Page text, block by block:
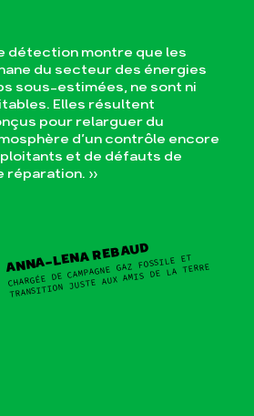
détection montre que les
du secteur des énergies
sous-estimées, ne sont ni
Elles résultent
pour relarguer du
d’un contrôle encore
et de défauts de
réparation. »
ANNA-LENA REBAUD
CHARGÉE DE CAMPAGNE GAZ FOSSILE ET
TRANSITION JUSTE AUX AMIS DE LA TERRE